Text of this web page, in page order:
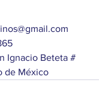
Ignacio Beteta #
de México